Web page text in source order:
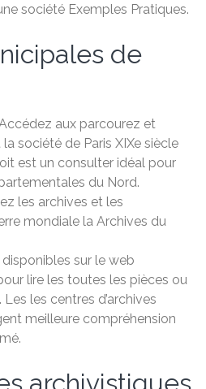
société Exemples Pratiques.
de
aux parcourez et
société de Paris XIXe siècle
est un consulter idéal pour
du Nord.
les archives et les
mondiale la Archives du
disponibles sur le web
lire les toutes les pièces ou
les centres d’archives
meilleure compréhension
archivistiques